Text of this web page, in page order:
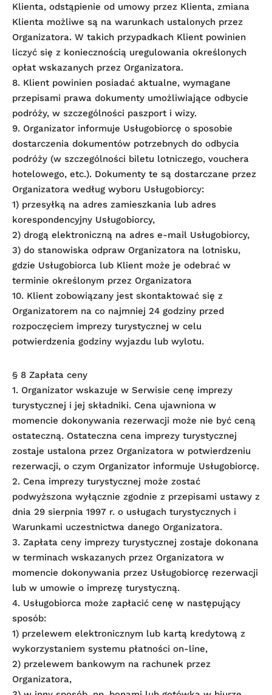
Klienta, odstąpienie od umowy przez Klienta, zmiana
Klienta możliwe są na warunkach ustalonych przez
Organizatora. W takich przypadkach Klient powinien
liczyć się z koniecznością uregulowania określonych
opłat wskazanych przez Organizatora.
8. Klient powinien posiadać aktualne, wymagane
przepisami prawa dokumenty umożliwiające odbycie
podróży, w szczególności paszport i wizy.
9. Organizator informuje Usługobiorcę o sposobie
dostarczenia dokumentów potrzebnych do odbycia
podróży (w szczególności biletu lotniczego, vouchera
hotelowego, etc.). Dokumenty te są dostarczane przez
Organizatora według wyboru Usługobiorcy:
1) przesyłką na adres zamieszkania lub adres
korespondencyjny Usługobiorcy,
2) drogą elektroniczną na adres e-mail Usługobiorcy,
3) do stanowiska odpraw Organizatora na lotnisku,
gdzie Usługobiorca lub Klient może je odebrać w
terminie określonym przez Organizatora
10. Klient zobowiązany jest skontaktować się z
Organizatorem na co najmniej 24 godziny przed
rozpoczęciem imprezy turystycznej w celu
potwierdzenia godziny wyjazdu lub wylotu.
§ 8 Zapłata ceny
1. Organizator wskazuje w Serwisie cenę imprezy
turystycznej i jej składniki. Cena ujawniona w
momencie dokonywania rezerwacji może nie być ceną
ostateczną. Ostateczna cena imprezy turystycznej
zostaje ustalona przez Organizatora w potwierdzeniu
rezerwacji, o czym Organizator informuje Usługobiorcę.
2. Cena imprezy turystycznej może zostać
podwyższona wyłącznie zgodnie z przepisami ustawy z
dnia 29 sierpnia 1997 r. o usługach turystycznych i
Warunkami uczestnictwa danego Organizatora.
3. Zapłata ceny imprezy turystycznej zostaje dokonana
w terminach wskazanych przez Organizatora w
momencie dokonywania przez Usługobiorcę rezerwacji
lub w umowie o imprezę turystyczną.
4. Usługobiorca może zapłacić cenę w następujący
sposób:
1) przelewem elektronicznym lub kartą kredytową z
wykorzystaniem systemu płatności on-line,
2) przelewem bankowym na rachunek przez
Organizatora,